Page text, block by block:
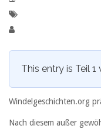
This entry is Teil 1
Windelgeschichten.org
Nach diesem außer